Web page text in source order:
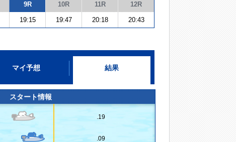
9R 10R 11R 12R
19:15 19:47 20:18 20:43
マイ予想 結果
スタート情報
.19
.09